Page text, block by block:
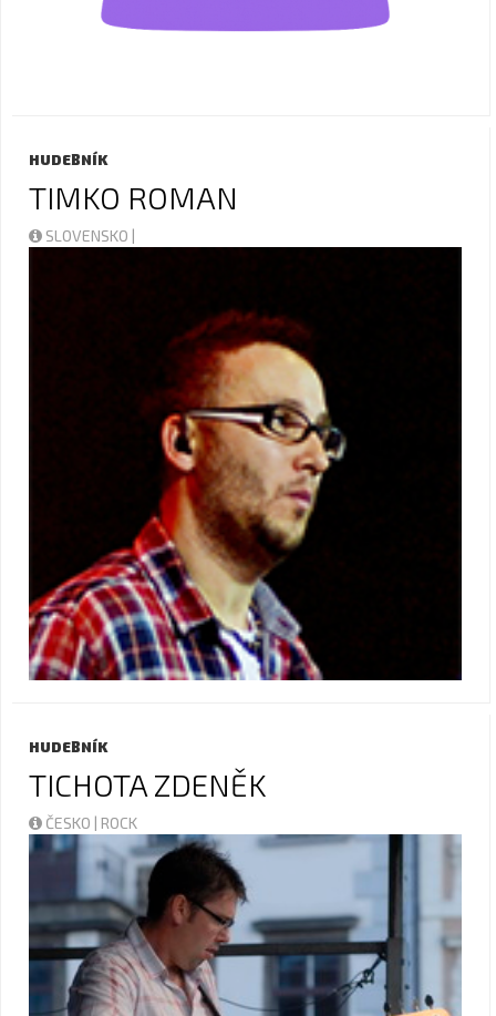
HUDEBNÍK
TIMKO ROMAN
SLOVENSKO |
HUDEBNÍK
TICHOTA ZDENĚK
ČESKO | ROCK